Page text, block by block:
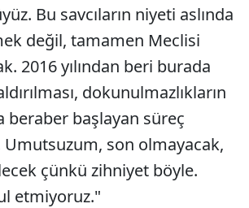
Bu savcıların niyeti aslında
değil, tamamen Meclisi
2016 yılından beri burada
dokunulmazlıkların
beraber başlayan süreç
Umutsuzum, son olmayacak,
çünkü zihniyet böyle.
etmiyoruz."